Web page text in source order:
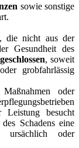
sowie sonstige
die nicht aus der
Gesundheit des
, soweit
grobfahrlässig
oder
Leistung besucht
Schadens eine
ursächlich oder